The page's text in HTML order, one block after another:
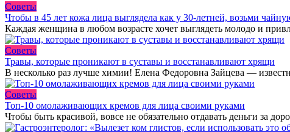
Советы
Чтобы в 45 лет кожа лица выглядела как у 30-летней, возьми
Каждая женщина в любом возрасте хочет выглядеть молодо и
Советы
Травы, которые проникают в суставы и восстанавливают хрящи
В несколько раз лучше химии! Елена Федоровна Зайцева —
Советы
Топ-10 омолаживающих кремов для лица своими руками
Чтобы быть красивой, вовсе не обязательно отдавать деньги за